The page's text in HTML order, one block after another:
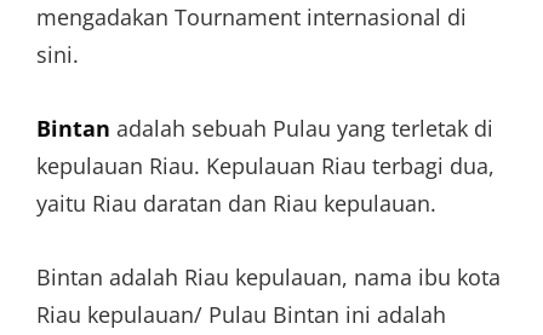
mengadakan Tournament internasional di
sini.
Bintan adalah sebuah Pulau yang terletak di
kepulauan Riau. Kepulauan Riau terbagi dua,
yaitu Riau daratan dan Riau kepulauan.
Bintan adalah Riau kepulauan, nama ibu kota
Riau kepulauan/ Pulau Bintan ini adalah